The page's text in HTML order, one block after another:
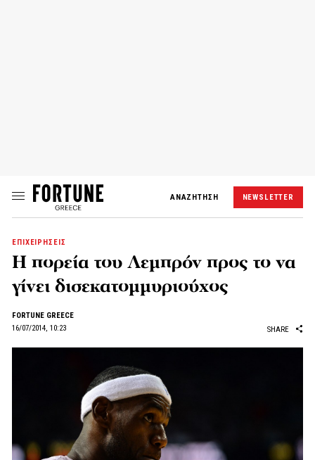
ΑΝΑΖΗΤΗΣΗ NEWSLETTER
ΕΠΙΧΕΙΡΗΣΕΙΣ
H πορεία του Λεμπρόν προς το να
γίνει δισεκατομμυριούχος
FORTUNE GREECE
16/07/2014, 10:23
SHARE